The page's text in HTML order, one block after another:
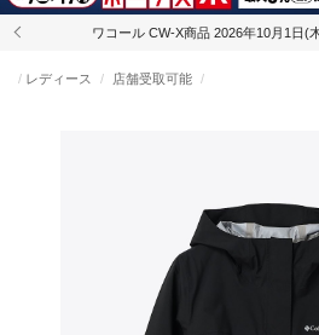
ワコール CW-X商品 2026年10月1日(
レディース 店舗受取可能